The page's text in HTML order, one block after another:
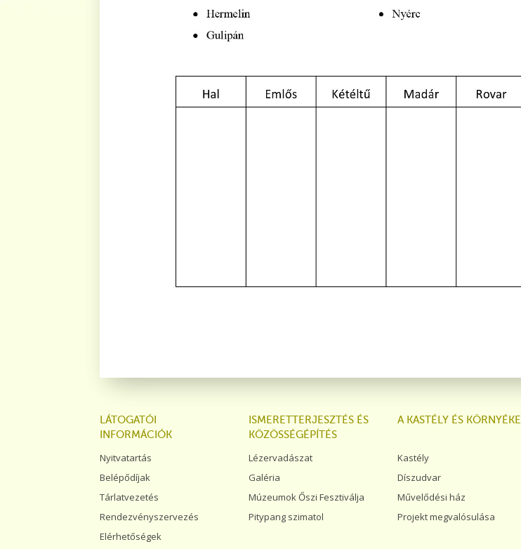
LÁTOGATÓI
INFORMÁCIÓK
Nyitvatartás
Belépődíjak
Tárlatvezetés
Rendezvényszervezés
Elérhetőségek
ISMERETTERJESZTÉS ÉS
KÖZÖSSÉGÉPÍTÉS
Lézervadászat
Galéria
Múzeumok Őszi Fesztiválja
Pitypang szimatol
A KASTÉLY ÉS KÖRNYÉKE
Kastély
Díszudvar
Művelődési ház
Projekt megvalósulása